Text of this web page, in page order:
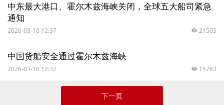
中东最大港口、霍尔木兹海峡关闭，全球五大船司紧急
通知
2026-03-10 12:37 21505
中国货船安全通过霍尔木兹海峡
2026-03-10 12:37 15763
下一页